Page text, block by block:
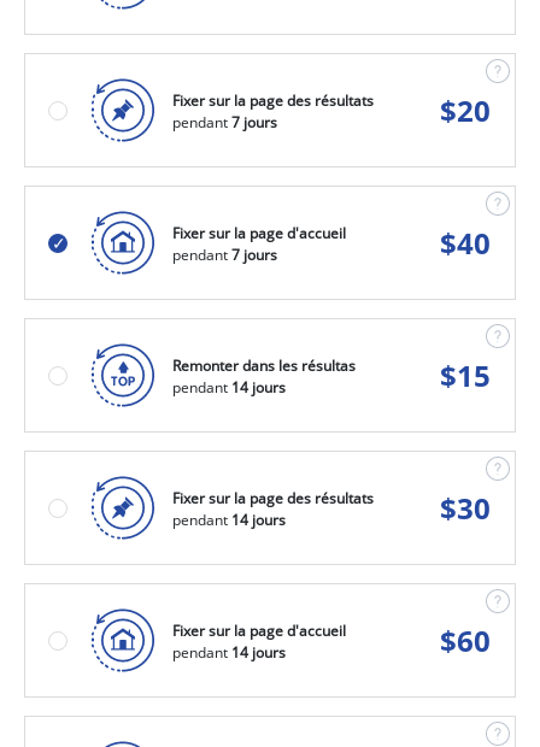
Fixer sur la page des résultats
pendant7 jours $20
Fixer sur la page d'accueil
pendant7 jours $40
Remonter dans les résultas
pendant 14 jours $15
Fixer sur la page des résultats
pendant 14 jours $30
Fixer sur la page d'accueil
pendant 14 jours $60